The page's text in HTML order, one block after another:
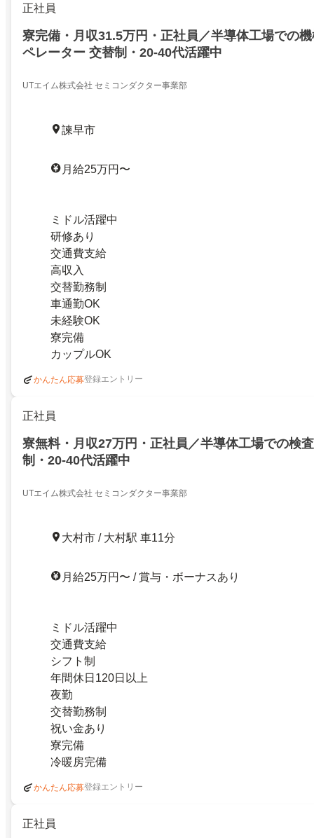
正社員
寮完備・月収31.5万円・正社員／半導体工場での
ペレーター 交替制・20-40代活躍中
UTエイム株式会社 セミコンダクター事業部
諫早市
月給25万円〜
ミドル活躍中
研修あり
交通費支給
高収入
交替勤務制
車通勤OK
未経験OK
寮完備
カップルOK
かんたん応募登録エントリー
正社員
寮無料・月収27万円・正社員／半導体工場での検
制・20-40代活躍中
UTエイム株式会社 セミコンダクター事業部
大村市 / 大村駅 車11分
月給25万円〜 / 賞与・ボーナスあり
ミドル活躍中
交通費支給
シフト制
年間休日120日以上
夜勤
交替勤務制
祝い金あり
寮完備
冷暖房完備
かんたん応募登録エントリー
正社員